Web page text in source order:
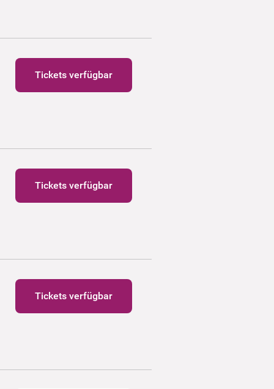
Tickets verfügbar
Tickets verfügbar
Tickets verfügbar